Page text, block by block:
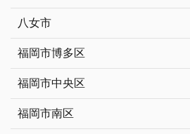
八女市
福岡市博多区
福岡市中央区
福岡市南区